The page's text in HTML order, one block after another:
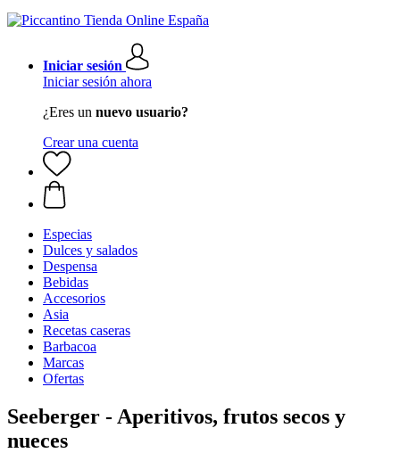
Iniciar sesión
Iniciar sesión ahora
¿Eres un nuevo usuario?
Crear una cuenta
Especias
Dulces y salados
Despensa
Bebidas
Accesorios
Asia
Recetas caseras
Barbacoa
Marcas
Ofertas
Seeberger - Aperitivos, frutos secos y
nueces